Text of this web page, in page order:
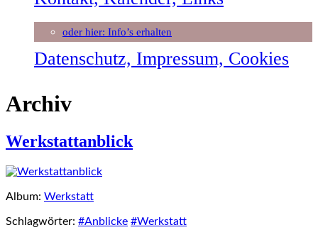
oder hier: Info’s erhalten
Datenschutz, Impressum, Cookies
Archiv
Werkstattanblick
Album: Werkstatt
Schlagwörter: #Anblicke #Werkstatt